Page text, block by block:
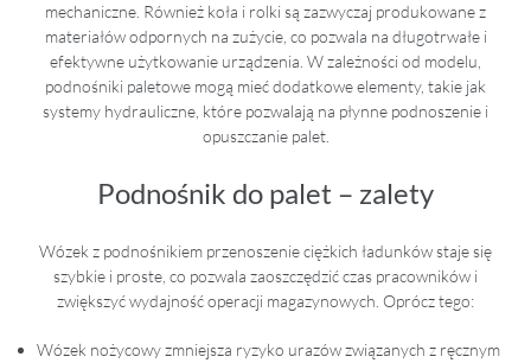
mechaniczne. Również koła i rolki są zazwyczaj produkowane z
materiałów odpornych na zużycie, co pozwala na długotrwałe i
efektywne użytkowanie urządzenia. W zależności od modelu,
podnośniki paletowe mogą mieć dodatkowe elementy, takie jak
systemy hydrauliczne, które pozwalają na płynne podnoszenie i
opuszczanie palet.
Podnośnik do palet – zalety
Wózek z podnośnikiem przenoszenie ciężkich ładunków staje się
szybkie i proste, co pozwala zaoszczędzić czas pracowników i
zwiększyć wydajność operacji magazynowych. Oprócz tego:
Wózek nożycowy zmniejsza ryzyko urazów związanych z ręcznym